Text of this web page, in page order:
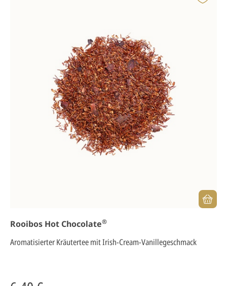
Rooibos Hot Chocolate®
Aromatisierter Kräutertee mit Irish-Cream-Vanillegeschmack